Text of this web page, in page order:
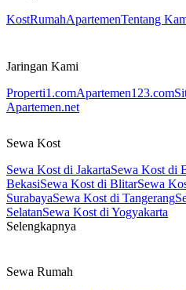
KostRumahApartemenTentang
Jaringan Kami
Properti1.comApartemen123.com
Apartemen.net
Sewa Kost
Sewa Kost di JakartaSewa Kost di
BekasiSewa Kost di BlitarSewa
SurabayaSewa Kost di Tangerang
SelatanSewa Kost di Yogyakarta
Selengkapnya
Sewa Rumah